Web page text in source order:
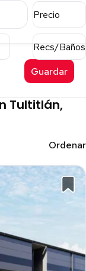
Precio
Recs/Baños
Guardar
Tultitlán,
Ordenar